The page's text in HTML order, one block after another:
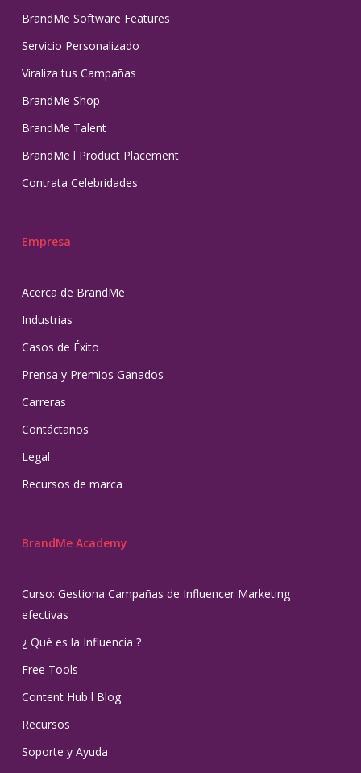
BrandMe Software Features
Servicio Personalizado
Viraliza tus Campañas
BrandMe Shop
BrandMe Talent
BrandMe l Product Placement
Contrata Celebridades
Empresa
Acerca de BrandMe
Industrias
Casos de Éxito
Prensa y Premios Ganados
Carreras
Contáctanos
Legal
Recursos de marca
BrandMe Academy
Curso: Gestiona Campañas de Influencer Marketing
efectivas
¿ Qué es la Influencia ?
Free Tools
Content Hub l Blog
Recursos
Soporte y Ayuda